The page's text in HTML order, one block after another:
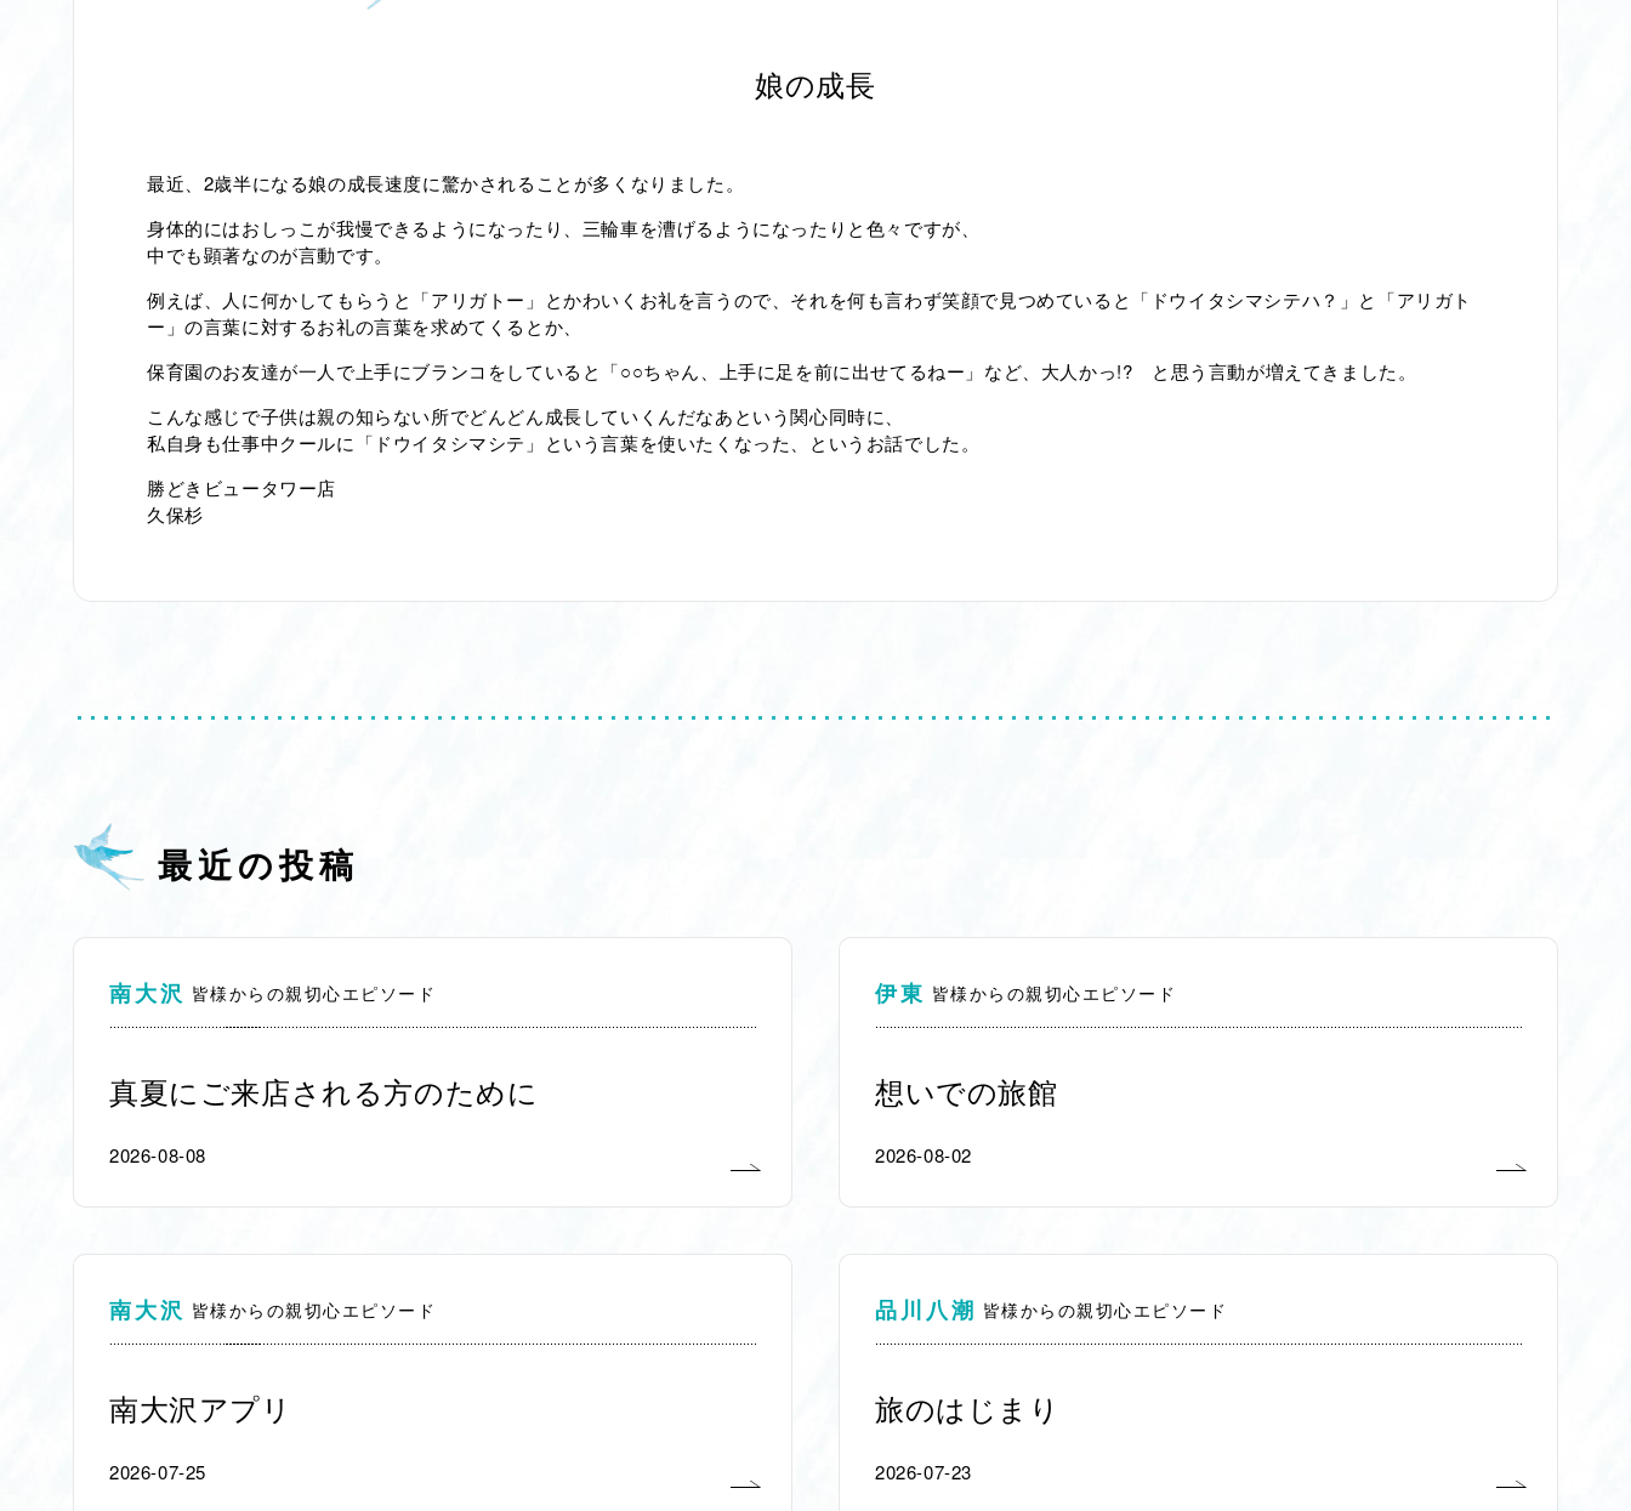
娘の成長
最近、2歳半になる娘の成長速度に驚かされることが多くなりました。
身体的にはおしっこが我慢できるようになったり、三輪車を漕げるようになったりと色々ですが、
中でも顕著なのが言動です。
例えば、人に何かしてもらうと「アリガトー」とかわいくお礼を言うので、それを何も言わず笑顔で見つめていると「ドウイタシマシテハ？」と「アリガト
ー」の言葉に対するお礼の言葉を求めてくるとか、
保育園のお友達が一人で上手にブランコをしていると「○○ちゃん、上手に足を前に出せてるねー」など、大人かっ!? と思う言動が増えてきました。
こんな感じで子供は親の知らない所でどんどん成長していくんだなあという関心同時に、
私自身も仕事中クールに「ドウイタシマシテ」という言葉を使いたくなった、というお話でした。
勝どきビュータワー店
久保杉
最近の投稿
南大沢 皆様からの親切心エピソード
真夏にご来店される方のために
2026-08-08
伊東 皆様からの親切心エピソード
想いでの旅館
2026-08-02
南大沢 皆様からの親切心エピソード
南大沢アプリ
2026-07-25
品川八潮 皆様からの親切心エピソード
旅のはじまり
2026-07-23